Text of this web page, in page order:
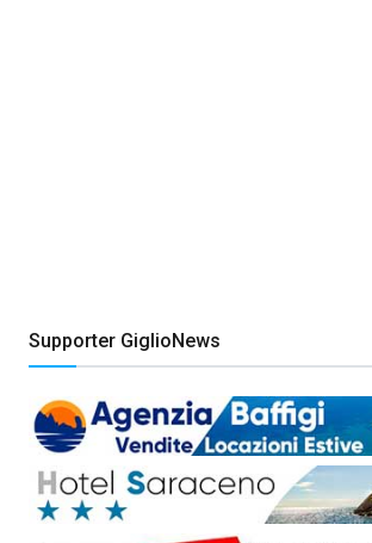
Supporter GiglioNews